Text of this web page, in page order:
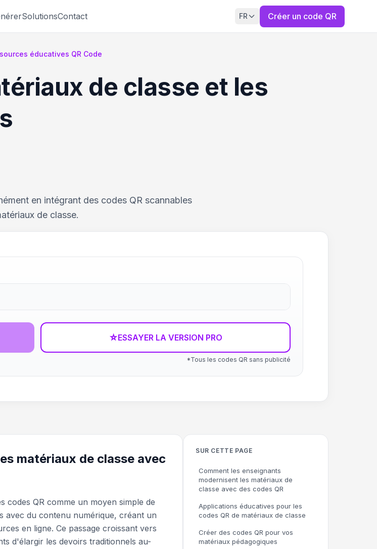
SolutionsContact FR Créer un code QR
éducatives QR Code
de classe et les
en intégrant des codes QR scannables
de classe.
☆ESSAYER LA VERSION PRO
*Tous les codes QR sans publicité
matériaux de classe avec
codes QR comme un moyen simple de
avec du contenu numérique, créant un
en ligne. Ce passage croissant vers
d'élargir les devoirs traditionnels au-
SUR CETTE PAGE
Comment les enseignants
modernisent les matériaux de
classe avec des codes QR
Applications éducatives pour les
codes QR de matériaux de classe
Créer des codes QR pour vos
matériaux pédagogiques